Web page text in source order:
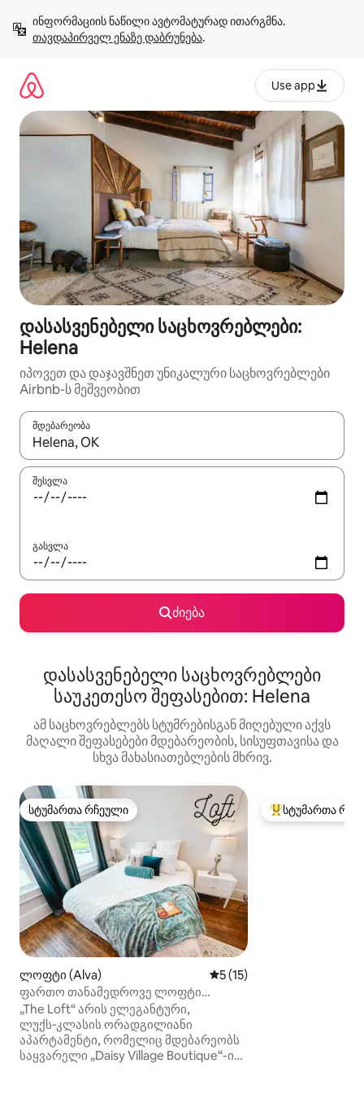
გადასვლა
თავდაპირველ ენაზე დაბრუნება.
Use app
დასასვენებელი საცხოვრებლები:
Helena
იპოვეთ და დაჯავშნეთ უნიკალური საცხოვრებლები
Airbnb-ს მეშვეობით
მდებარეობა
როცა შედეგები ხელმისაწვდომი გახდება, ნავიგაციისთვის
შესვლა
გასვლა
ძიება
დასასვენებელი საცხოვრებლები
საუკეთესო შეფასებით: Helena
ამ საცხოვრებლებს სტუმრებისგან მიღებული აქვს
მაღალი შეფასებები მდებარეობის, სისუფთავისა და
სხვა მახასიათებლების მხრივ.
სტუმართა რჩეული
სტუმართა რჩეული
ლოფტი (Alva) საშუალო შეფასებაა
5 (15)
ფართო თანამედროვე ლოფტი
ისტორიულ ცენტრში, ალვაში
„The Loft“ არის ელეგანტური,
ლუქს‑კლასის ორადგილიანი
აპარტამენტი, რომელიც მდებარეობს
საყვარელი „Daisy Village Boutique“-ის
სტუმართა
სტუმართა